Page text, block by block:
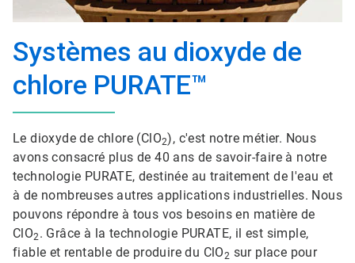
Systèmes au dioxyde de
chlore PURATE™
Le dioxyde de chlore (ClO2), c'est notre métier. Nous
avons consacré plus de 40 ans de savoir-faire à notre
technologie PURATE, destinée au traitement de l'eau et
à de nombreuses autres applications industrielles. Nous
pouvons répondre à tous vos besoins en matière de
ClO2. Grâce à la technologie PURATE, il est simple,
fiable et rentable de produire du ClO2 sur place pour